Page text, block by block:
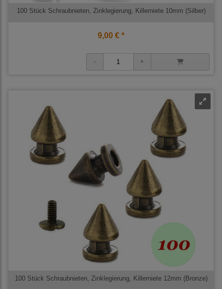
100 Stück Schraubnieten, Zinklegierung, Killerniete 10mm (Silber)
9,00 € *
100 Stück Schraubnieten, Zinklegierung, Killerniete 12mm (Bronze)